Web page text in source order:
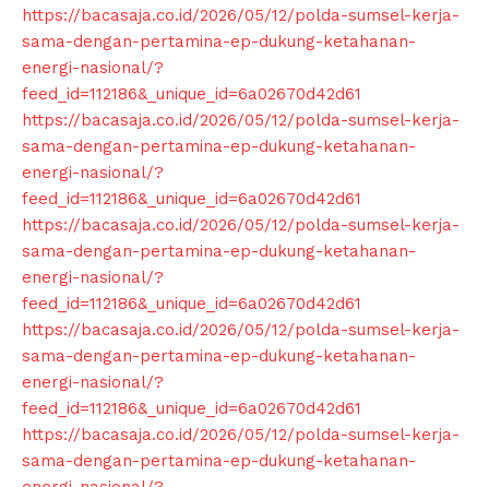
https://bacasaja.co.id/2026/05/12/polda-sumsel-kerja-
sama-dengan-pertamina-ep-dukung-ketahanan-
energi-nasional/?
feed_id=112186&_unique_id=6a02670d42d61
https://bacasaja.co.id/2026/05/12/polda-sumsel-kerja-
sama-dengan-pertamina-ep-dukung-ketahanan-
energi-nasional/?
feed_id=112186&_unique_id=6a02670d42d61
https://bacasaja.co.id/2026/05/12/polda-sumsel-kerja-
sama-dengan-pertamina-ep-dukung-ketahanan-
energi-nasional/?
feed_id=112186&_unique_id=6a02670d42d61
https://bacasaja.co.id/2026/05/12/polda-sumsel-kerja-
sama-dengan-pertamina-ep-dukung-ketahanan-
energi-nasional/?
feed_id=112186&_unique_id=6a02670d42d61
https://bacasaja.co.id/2026/05/12/polda-sumsel-kerja-
sama-dengan-pertamina-ep-dukung-ketahanan-